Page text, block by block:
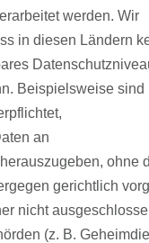
werden. Wir
in diesen Ländern
Beispielsweise sind
an
ohne
gerichtlich
nicht
(z. B.